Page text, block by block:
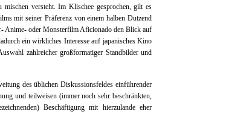
mischen versteht. Im Klischee gesprochen, gilt es
mit seiner Präferenz von einem halben Dutzend
Anime- oder Monsterfilm Aficionado den Blick auf
ein wirkliches Interesse auf japanisches Kino
zahlreicher großformatiger Standbilder und
des üblichen Diskussionsfeldes einführender
und teilweisen (immer noch sehr beschränkten,
Beschäftigung mit hierzulande eher